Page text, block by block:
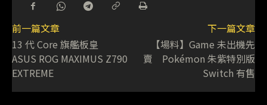
前一篇文章
13 代 Core 旗艦板皇
ASUS ROG MAXIMUS Z790
EXTREME
下一篇文章
【場料】Game 未出機先
賣 Pokémon 朱紫特別版
Switch 有售